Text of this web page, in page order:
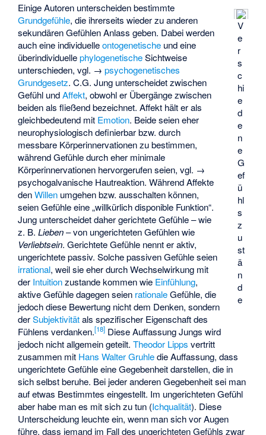
V
e
r
s
c
hi
e
d
e
n
e
G
ef
ü
hl
s
z
u
st
ä
n
d
e
Einige Autoren unterscheiden bestimmte
Grundgefühle, die ihrerseits wieder zu anderen
sekundären Gefühlen Anlass geben. Dabei werden
auch eine individuelleontogenetische und eine
überindividuellephylogenetischeSichtweise
unterschieden, vgl. →psychogenetisches
Grundgesetz.C.G. Jung unterscheidet zwischen
Gefühl undAffekt, obwohl er Übergänge zwischen
beiden als fließend bezeichnet. Affekt hält er als
gleichbedeutend mit Emotion. Beide seien eher
neurophysiologisch definierbar bzw. durch
messbare Körperinnervationen zu bestimmen,
während Gefühle durch eher minimale
Körperinnervationen hervorgerufen seien, vgl. →
psychogalvanische Hautreaktion. Während Affekte
denWillen umgehen bzw. ausschalten können,
seien Gefühle eine „willkürlich disponible Funktion“.
Jung unterscheidet daher gerichtete Gefühle – wie
z. B.Lieben– von ungerichteten Gefühlen wie
Verliebtsein. Gerichtete Gefühle nennt er aktiv,
ungerichtete passiv. Solche passiven Gefühle seien
irrational, weil sie eher durch Wechselwirkung mit
der Intuitionzustande kommen wie Einfühlung,
aktive Gefühle dagegen seien rationaleGefühle, die
jedoch diese Bewertung nicht dem Denken, sondern
derSubjektivitätals spezifischer Eigenschaft des
Fühlens verdanken.[18] Diese Auffassung Jungs wird
jedoch nicht allgemein geteilt.Theodor Lipps vertritt
zusammen mit Hans Walter Gruhledie Auffassung, dass
ungerichtete Gefühle eine Gegebenheit darstellen, die in
sich selbst beruhe. Bei jeder anderen Gegebenheit sei man
auf etwas Bestimmtes eingestellt. Im ungerichteten Gefühl
aber habe man es mit sich zu tun (Ichqualität). Diese
Unterscheidung leuchte ein, wenn man sich vor Augen
führe, dass jemand im Fall des ungerichteten Gefühls zwar